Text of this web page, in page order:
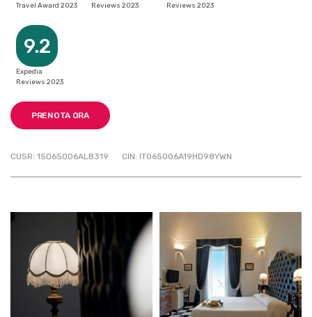
Travel Award 2023
Reviews 2023
Reviews 2023
9.2
Expedia
Reviews 2023
PRENOTA ORA
CUSR: 15065006ALB319 CIN: IT065006A19HD98YWN